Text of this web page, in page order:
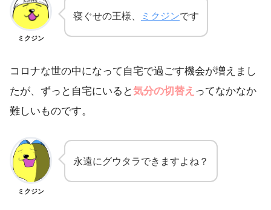
ミクジン
寝ぐせの王様、 ミクジンです
コロナな世の中になって自宅で過ごす機会が増えまし
たが、ずっと自宅にいると気分の切替え ってなかなか
難しいものです。
ミクジン
永遠にグウタラできますよね？